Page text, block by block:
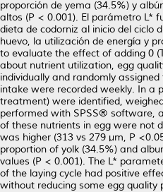
proporción de yema (34.5%) y
altos (P < 0.001). El parámetro L*
dieta de codorniz al inicio del ciclo
huevo, la utilización de energía y
to evaluate the effect of adding 0
about nutrient utilization, egg
individually and randomly
intake were recorded weekly. In a
treatment) were identified,
performed with SPSS® software,
of these nutrients in egg were not
was higher (313 vs 279 μm, P
proportion of yolk (34.5%) and
values (P < 0.001). The L*
of the laying cycle had positive
without reducing some egg quality